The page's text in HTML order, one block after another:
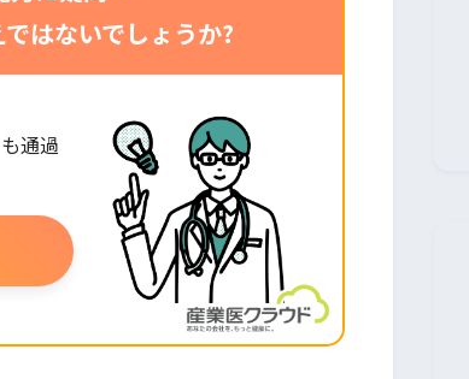
ではないでしょうか?
通過